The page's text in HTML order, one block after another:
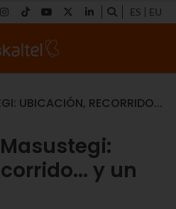
ES EU
UBICACIÓN, RECORRIDO...
y un